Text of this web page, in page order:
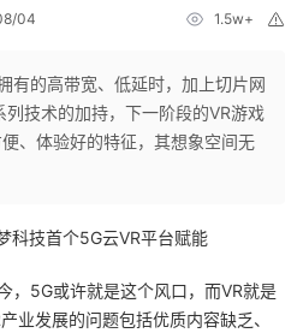
04 1.5w+
有的高带宽、低延时，加上切片网
技术的加持，下一阶段的VR游戏
、体验好的特征，其想象空间无
科技首个5G云VR平台赋能
，5G或许就是这个风口，而VR就是
业发展的问题包括优质内容缺乏、